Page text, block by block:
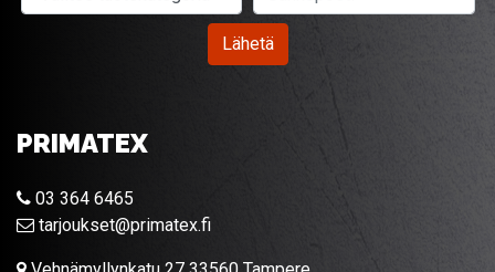
Lähetä
PRIMATEX
03 364 6465
tarjoukset@primatex.fi